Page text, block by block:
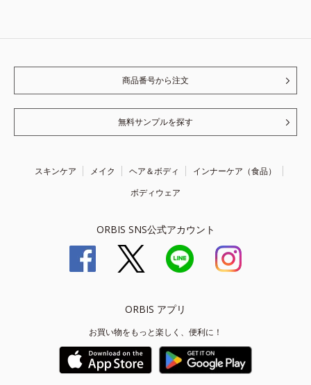
商品番号から注文
無料サンプルを探す
スキンケア メイク ヘア＆ボディ
インナーケア（食品）
ボディウェア
ORBIS SNS公式アカウント
ORBIS アプリ
お買い物をもっと楽しく、便利に！